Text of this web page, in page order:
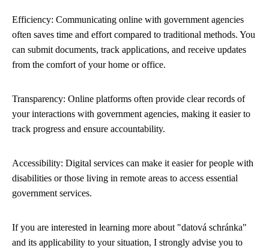
Efficiency: Communicating online with government agencies
often saves time and effort compared to traditional methods. You
can submit documents, track applications, and receive updates
from the comfort of your home or office.
Transparency: Online platforms often provide clear records of
your interactions with government agencies, making it easier to
track progress and ensure accountability.
Accessibility: Digital services can make it easier for people with
disabilities or those living in remote areas to access essential
government services.
If you are interested in learning more about "datová schránka"
and its applicability to your situation, I strongly advise you to